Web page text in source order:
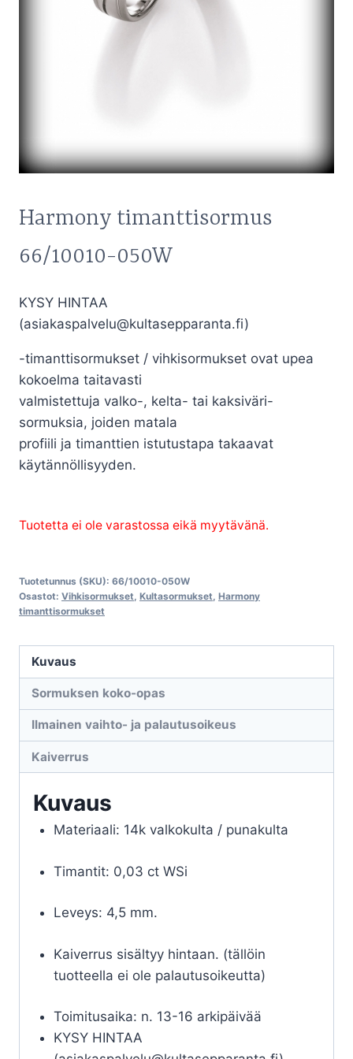
Harmony timanttisormus
66/10010-050W
KYSY HINTAA
(asiakaspalvelu@kultasepparanta.fi)
-timanttisormukset / vihkisormukset ovat upea
kokoelma taitavasti
valmistettuja valko-, kelta- tai kaksiväri-
sormuksia, joiden matala
profiili ja timanttien istutustapa takaavat
käytännöllisyyden.
Tuotetta ei ole varastossa eikä myytävänä.
Tuotetunnus (SKU): 66/10010-050W
Osastot: Vihkisormukset, Kultasormukset, Harmony
timanttisormukset
Kuvaus
Sormuksen koko-opas
Ilmainen vaihto- ja palautusoikeus
Kaiverrus
Kuvaus
Materiaali: 14k valkokulta / punakulta
Timantit: 0,03 ct WSi
Leveys: 4,5 mm.
Kaiverrus sisältyy hintaan. (tällöin
tuotteella ei ole palautusoikeutta)
Toimitusaika: n. 13-16 arkipäivää
KYSY HINTAA